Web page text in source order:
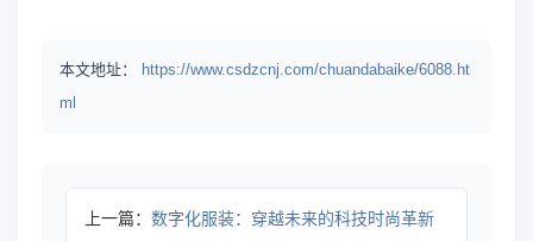
本文地址：
https://www.csdzcnj.com/chuandabaike/6088.ht
ml
上一篇： 数字化服装：穿越未来的科技时尚革新